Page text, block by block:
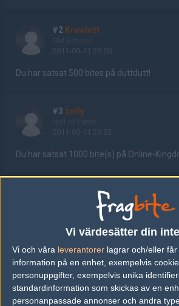
Vi värdesätter din
Vi och våra leverantorer lagrar och/eller
information på en enhet, exempelvis
personuppgifter, exempelvis unika
standardinformation som skickas av en
personanpassade annonser och andra
#2 Krawlezt
2011-05-11 23:50
Du har satsat 500 bites på duttdutt!
#3 zolly
2011-05-11 23:53
Du har satsat 1000 bite(s) på Online-
KoTH: Hall of Kings
2011-05-12 13:08
#5Animo Knugen
Old School